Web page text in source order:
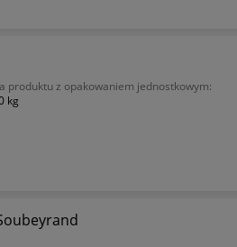
produktu z opakowaniem jednostkowym:
kg